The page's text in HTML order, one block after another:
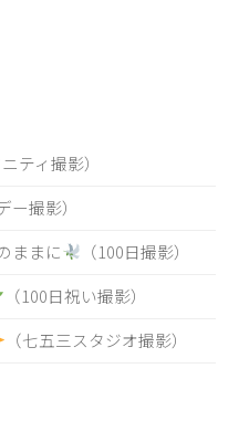
ティ撮影）
ー撮影）
ままに
（100日撮影）
（100日祝い撮影）
（七五三スタジオ撮影）